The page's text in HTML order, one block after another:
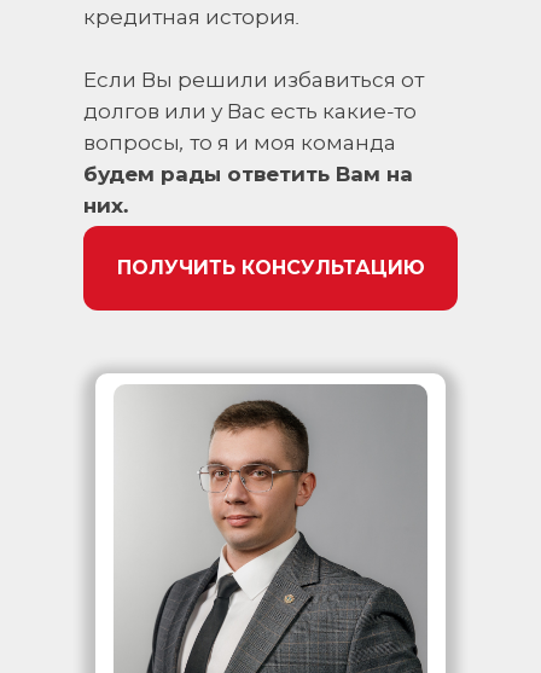
кредитная история.
Если Вы решили избавиться от
долгов или у Вас есть какие-то
вопросы, то я и моя команда
будем рады ответить Вам на
них.
ПОЛУЧИТЬ КОНСУЛЬТАЦИЮ